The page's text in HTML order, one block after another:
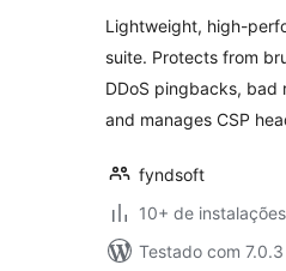
Lightweight, high-
suite. Protects from
DDoS pingbacks, bad
and manages CSP
fyndsoft
10+ de
Testado com 7.0.3